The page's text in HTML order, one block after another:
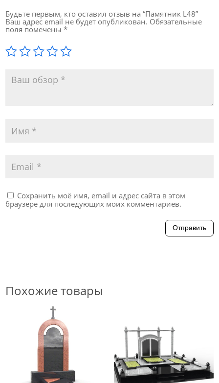
Будьте первым, кто оставил отзыв на “Памятник L48”
Ваш адрес email не будет опубликован. Обязательные
поля помечены*
Сохранить моё имя, email и адрес сайта в этом
браузере для последующих моих комментариев.
Отправить
Похожие товары